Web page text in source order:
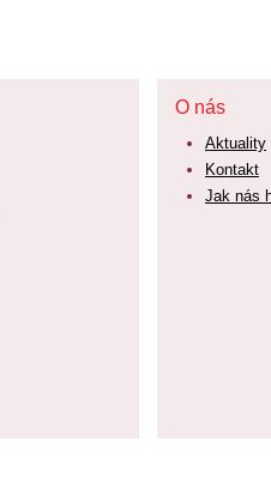
O nás
Aktuality
Kontakt
Jak nás